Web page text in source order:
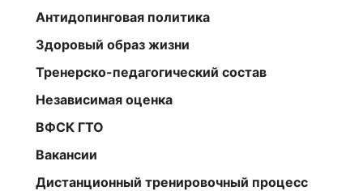
Антидопинговая политика
Здоровый образ жизни
Тренерско-педагогический состав
Независимая оценка
ВФСК ГТО
Вакансии
Дистанционный тренировочный процесс